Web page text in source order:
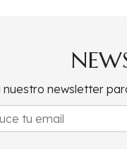
nuestro newsletter